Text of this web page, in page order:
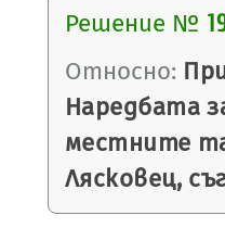
Решение №
Относно:
Наредбата
местните
Лясковец,